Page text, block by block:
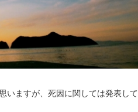
いますが、死因に関しては発表して